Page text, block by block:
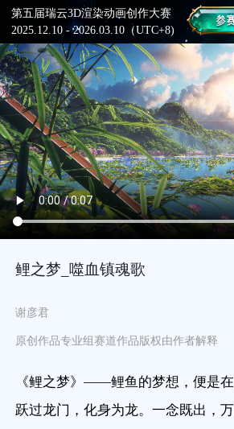
第五届瑞云3D渲染动画创作大赛
2025.12.10 - 2026.03.10（UTC+8)
鲤之梦_噬血镇魂歌
谢彦君
原创作品专业组赛道作品版权由作者解释
《鲤之梦》——鲤鱼的梦想，便是在
跃过龙门，化身为龙。一念既出，